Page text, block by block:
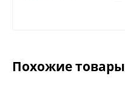
Похожие товары